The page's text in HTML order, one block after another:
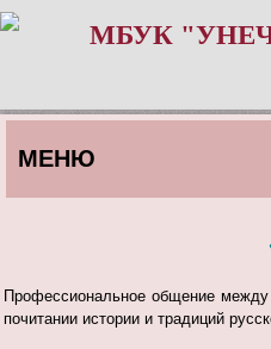
МБУК
МЕНЮ
Профессиональное общение между
почитании истории и традиций